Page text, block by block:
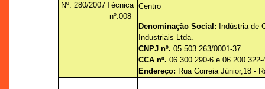
Nº. 280/2007Técnica
nº.008
Centro
Denominação Social: Indústria de
Industriais Ltda.
CNPJ nº.05.503.263/0001-37
CCA nº.06.300.290-6 e 06.200.322-
Endereço: Rua Correia Júnior,18 -